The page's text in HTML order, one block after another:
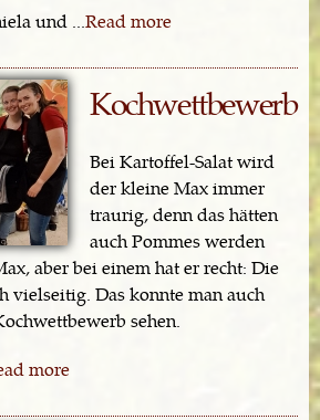
und ... Read more
Kochwettbewerb
Bei Kartoffel-Salat wird
der kleine Max immer
traurig, denn das hätten
auch Pommes werden
aber bei einem hat er recht: Die
Das konnte man auch
sehen.
more